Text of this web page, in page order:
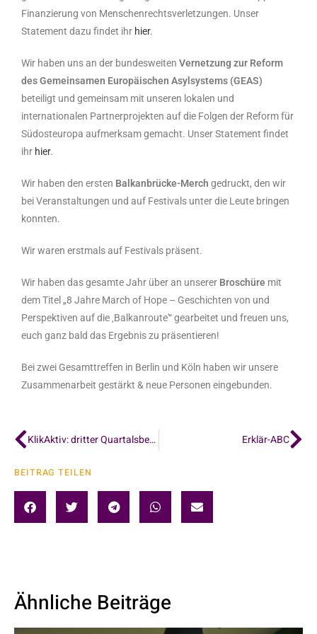
Finanzierung von Menschenrechtsverletzungen. Unser
Statement dazu findet ihr hier.
Wir haben uns an der bundesweiten Vernetzung zur Reform
des Gemeinsamen Europäischen Asylsystems (GEAS)
beteiligt und gemeinsam mit unseren lokalen und
internationalen Partnerprojekten auf die Folgen der Reform für
Südosteuropa aufmerksam gemacht. Unser Statement findet
ihr hier.
Wir haben den ersten Balkanbrücke-Merch gedruckt, den wir
bei Veranstaltungen und auf Festivals unter die Leute bringen
konnten.
Wir waren erstmals auf Festivals präsent.
Wir haben das gesamte Jahr über an unserer Broschüre mit
dem Titel „8 Jahre March of Hope – Geschichten von und
Perspektiven auf die ‚Balkanroute'“ gearbeitet und freuen uns,
euch ganz bald das Ergebnis zu präsentieren!
Bei zwei Gesamttreffen in Berlin und Köln haben wir unsere
Zusammenarbeit gestärkt & neue Personen eingebunden.
KlikAktiv: dritter Quartalsbericht 2023 Erklär-ABC
BEITRAG TEILEN
Ähnliche Beiträge